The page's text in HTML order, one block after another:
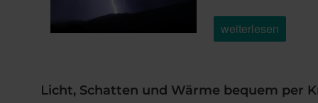
„Mehr
Sicherheit
weiterlesen
Licht, Schatten und Wärme bequem per